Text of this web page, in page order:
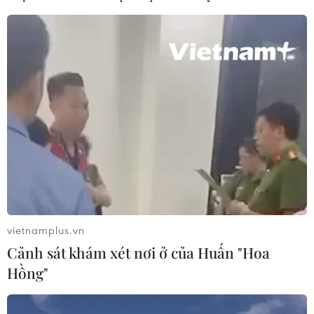
06/08/2026 02:05
Giá vàng ngày 6/8: Bảng giá tại các
công ty vàng bạc đá quý
06/08/2026 01:54
Giá dầu thô biến động nhẹ khi triển
vọng đàm phán Trung Đông vẫn khó
06/08/2026 00:26
Xem thêm
vietnamplus.vn
Cảnh sát khám xét nơi ở của Huấn "Hoa
Hồng"